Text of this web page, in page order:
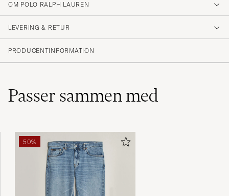
Fornøyd med varen.
SANAZ H KØBTE PÅ CAREOFCARL.NO
OM POLO RALPH LAUREN
LEVERING & RETUR
PRODUCENTINFORMATION
Passer sammen med
50%